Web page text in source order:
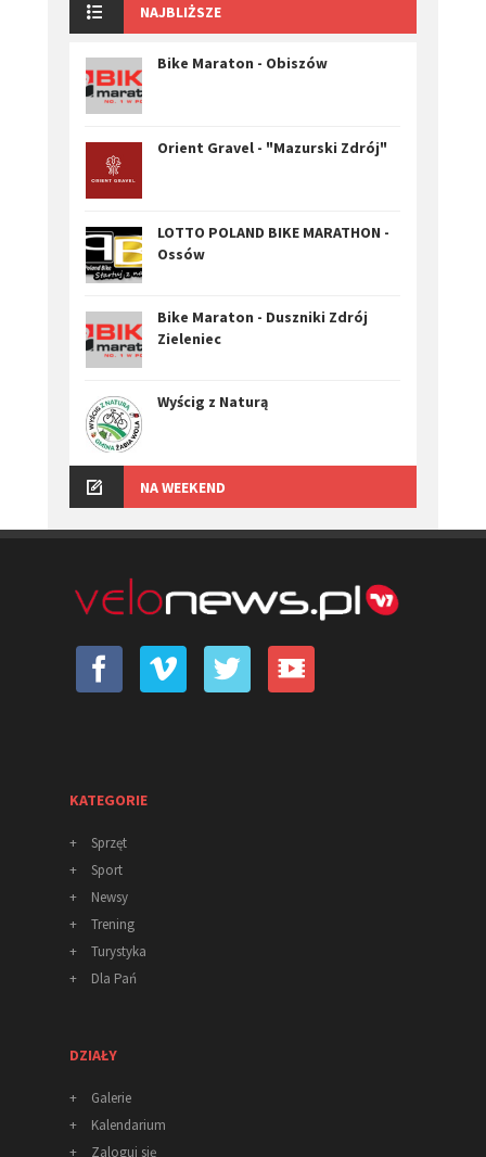
NAJBLIŻSZE
Bike Maraton - Obiszów
Orient Gravel - "Mazurski Zdrój"
LOTTO POLAND BIKE MARATHON -
Ossów
Bike Maraton - Duszniki Zdrój
Zieleniec
Wyścig z Naturą
NA WEEKEND
KATEGORIE
+
Sprzęt
+
Sport
+
Newsy
+
Trening
+
Turystyka
+
Dla Pań
DZIAŁY
+
Galerie
+
Kalendarium
+
Zaloguj się